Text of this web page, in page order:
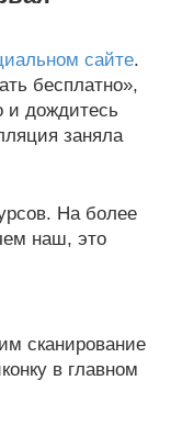
сайте.
бесплатно»,
и дождитесь
заняла
На более
наш, это
сканирование
в главном